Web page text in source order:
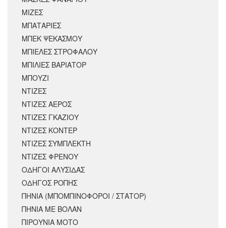
ΜΙΖΕΣ
ΜΠΑΤΑΡΙΕΣ
ΜΠΕΚ ΨΕΚΑΣΜΟΥ
ΜΠΙΕΛΕΣ ΣΤΡΟΦΑΛΟΥ
ΜΠΙΛΙΕΣ ΒΑΡΙΑΤΟΡ
ΜΠΟΥΖΙ
ΝΤΙΖΕΣ
ΝΤΙΖΕΣ ΑΕΡΟΣ
ΝΤΙΖΕΣ ΓΚΑΖΙΟΥ
ΝΤΙΖΕΣ ΚΟΝΤΕΡ
ΝΤΙΖΕΣ ΣΥΜΠΛΕΚΤΗ
ΝΤΙΖΕΣ ΦΡΕΝΟΥ
ΟΔΗΓΟΙ ΑΛΥΣΙΔΑΣ
ΟΔΗΓΟΣ ΡΟΠΗΣ
ΠΗΝΙΑ (ΜΠΟΜΠΙΝΟΦΟΡΟΙ / ΣΤΑΤΟΡ)
ΠΗΝΙΑ ΜΕ ΒΟΛΑΝ
ΠΙΡΟΥΝΙΑ ΜΟΤΟ